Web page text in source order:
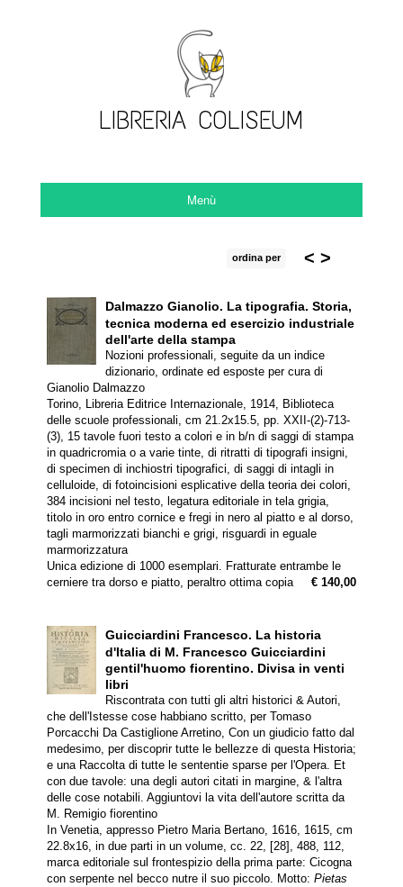
LIBRERIA COLISEUM
Menù
< >
ordina per
Dalmazzo Gianolio. La tipografia. Storia,
tecnica moderna ed esercizio industriale
dell'arte della stampa
Nozioni professionali, seguite da un indice
dizionario, ordinate ed esposte per cura di
Gianolio Dalmazzo
Torino, Libreria Editrice Internazionale, 1914, Biblioteca
delle scuole professionali, cm 21.2x15.5, pp. XXII-(2)-713-
(3), 15 tavole fuori testo a colori e in b/n di saggi di stampa
in quadricromia o a varie tinte, di ritratti di tipografi insigni,
di specimen di inchiostri tipografici, di saggi di intagli in
celluloide, di fotoincisioni esplicative della teoria dei colori,
384 incisioni nel testo, legatura editoriale in tela grigia,
titolo in oro entro cornice e fregi in nero al piatto e al dorso,
tagli marmorizzati bianchi e grigi, risguardi in eguale
marmorizzatura
Unica edizione di 1000 esemplari. Fratturate entrambe le
cerniere tra dorso e piatto, peraltro ottima copia
€ 140,00
Guicciardini Francesco. La historia
d'Italia di M. Francesco Guicciardini
gentil'huomo fiorentino. Divisa in venti
libri
Riscontrata con tutti gli altri historici & Autori,
che dell'Istesse cose habbiano scritto, per Tomaso
Porcacchi Da Castiglione Arretino, Con un giudicio fatto dal
medesimo, per discoprir tutte le bellezze di questa Historia;
e una Raccolta di tutte le sententie sparse per l'Opera. Et
con due tavole: una degli autori citati in margine, & l'altra
delle cose notabili. Aggiuntovi la vita dell'autore scritta da
M. Remigio fiorentino
In Venetia, appresso Pietro Maria Bertano, 1616, 1615, cm
22.8x16, in due parti in un volume, cc. 22, [28], 488, 112,
marca editoriale sul frontespizio della prima parte: Cicogna
con serpente nel becco nutre il suo piccolo. Motto: Pietas